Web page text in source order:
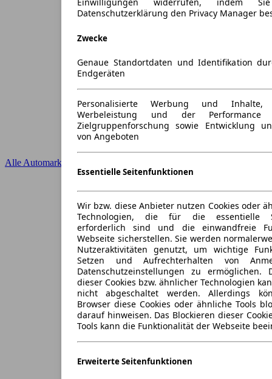
Alle Automarken
Einwilligungen widerrufen, indem
Datenschutzerklärung den Privacy Manager
Zwecke
Genaue Standortdaten und Identifikation
Endgeräten
Personalisierte Werbung und Inhalte,
Werbeleistung und der
Zielgruppenforschung sowie Entwicklung
von Angeboten
Essentielle Seitenfunktionen
Wir bzw. diese Anbieter nutzen Cookies oder
Technologien, die für die essentielle
erforderlich sind und die einwandfreie
Webseite sicherstellen. Sie werden
Nutzeraktivitäten genutzt, um wichtige
Setzen und Aufrechterhalten von
Datenschutzeinstellungen zu ermöglichen.
dieser Cookies bzw. ähnlicher Technologien
nicht abgeschaltet werden. Allerdings
Browser diese Cookies oder ähnliche Tools
darauf hinweisen. Das Blockieren dieser
Tools kann die Funktionalität der Webseite
Erweiterte Seitenfunktionen